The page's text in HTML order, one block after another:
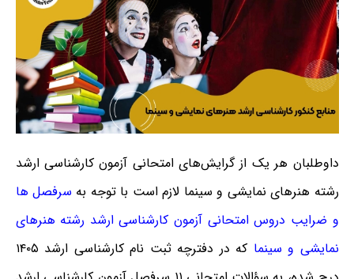
داوطلبان هر یک از گرایش‌های امتحانی آزمون کارشناسی ارشد
رشته هنرهای نمایشی و سینما لازم است با توجه به سرفصل ها
و ضرایب دروس امتحانی آزمون کارشناسی ارشد رشته هنرهای
نمایشی و سینما
که در دفترچه ثبت نام کارشناسی ارشد ۱۴۰۵